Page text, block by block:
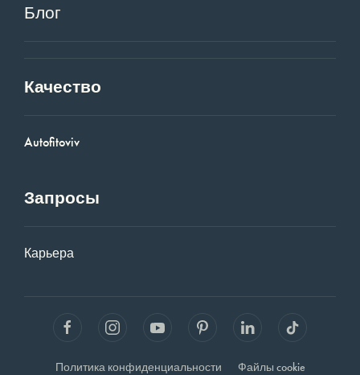
Блог
Качество
Autofitoviv
Запросы
Карьера
Политика конфиденциальности Файлы cookie